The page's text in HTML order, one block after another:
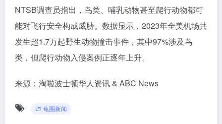
NTSB调查员指出，鸟类、哺乳动物甚至爬行动物都可
能对飞行安全构成威胁。数据显示，2023年全美机场共
发生超1.7万起野生动物撞击事件，其中97%涉及鸟
类，但爬行动物入侵案例正逐年上升。
来源：淘啦波士顿华人资讯 & ABC News
龟圈新闻